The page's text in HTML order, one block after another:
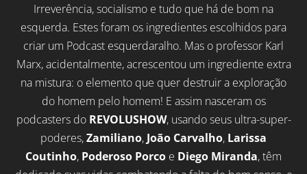
Irreverência, socialismo e tudo que há de bom na
esquerda. Estes foram os ingredientes escolhidos para
criar um Podcast esquerdaralho. Mas o professor Karl
Marx, acidentalmente, acrescentou um ingrediente extra
na mistura: o elemento que quer destruir a exploração
do homem pelo homem! E assim nasceram os
podcasters do REVOLUSHOW, usando seus ultra-super-
poderes,Zamiliano, João Carvalho, Larissa
Coutinho, Poderoso Porco e Diego Miranda, têm